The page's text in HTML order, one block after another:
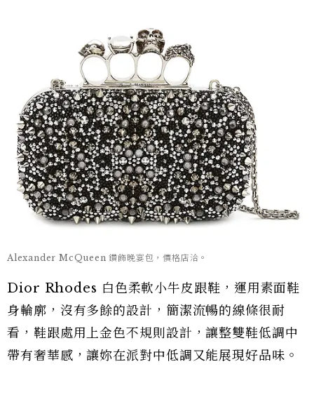
Alexander McQueen 鑽飾晚宴包，價格店洽。
Dior Rhodes 白色柔軟小牛皮跟鞋，運用素面鞋
身輪廓，沒有多餘的設計，簡潔流暢的線條很耐
看，鞋跟處用上金色不規則設計，讓整雙鞋低調中
帶有奢華感，讓妳在派對中低調又能展現好品味。